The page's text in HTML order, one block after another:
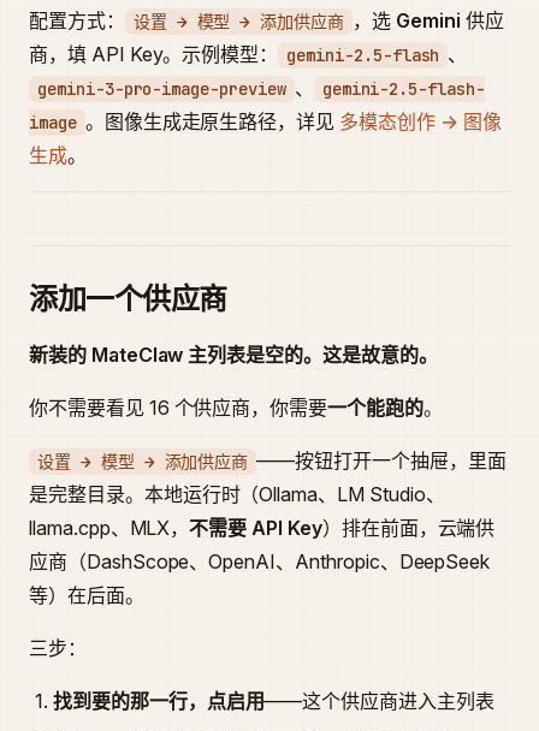
配置方式： 设置 → 模型 → 添加供应商 ，选 Gemini 供应
商，填 API Key。示例模型：
gemini-2.5-flash 、
gemini-3-pro-image-preview 、
gemini-2.5-flash-
image 。图像生成走原生路径，详见 多模态创作 → 图像
生成。
添加一个供应商
新装的 MateClaw 主列表是空的。这是故意的。
你不需要看见 16 个供应商，你需要一个能跑的。
设置 → 模型 → 添加供应商 ——按钮打开一个抽屉，里面
是完整目录。本地运行时（Ollama、LM Studio、
llama.cpp、MLX，不需要 API Key）排在前面，云端供
应商（DashScope、OpenAI、Anthropic、DeepSeek
等）在后面。
三步：
找到要的那一行，点启用——这个供应商进入主列表